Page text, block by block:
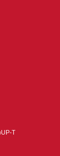
T